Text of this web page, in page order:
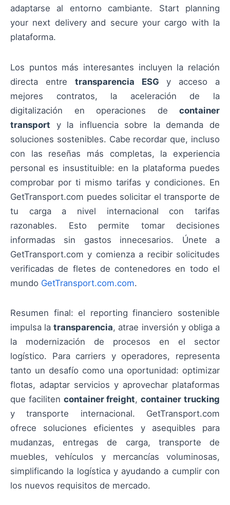
adaptarse al entorno cambiante. Start planning
your next delivery and secure your cargo with la
plataforma.
Los puntos más interesantes incluyen la relación
directa entre transparencia ESG y acceso a
mejores contratos, la aceleración de la
digitalización en operaciones de container
transport y la influencia sobre la demanda de
soluciones sostenibles. Cabe recordar que, incluso
con las reseñas más completas, la experiencia
personal es insustituible: en la plataforma puedes
comprobar por ti mismo tarifas y condiciones. En
GetTransport.com puedes solicitar el transporte de
tu carga a nivel internacional con tarifas
razonables. Esto permite tomar decisiones
informadas sin gastos innecesarios. Únete a
GetTransport.com y comienza a recibir solicitudes
verificadas de fletes de contenedores en todo el
mundo GetTransport.com.com.
Resumen final: el reporting financiero sostenible
impulsa latransparencia, atrae inversión y obliga a
la modernización de procesos en el sector
logístico. Para carriers y operadores, representa
tanto un desafío como una oportunidad: optimizar
flotas, adaptar servicios y aprovechar plataformas
que faciliten container freight,container trucking
y transporte internacional. GetTransport.com
ofrece soluciones eficientes y asequibles para
mudanzas, entregas de carga, transporte de
muebles, vehículos y mercancías voluminosas,
simplificando la logística y ayudando a cumplir con
los nuevos requisitos de mercado.